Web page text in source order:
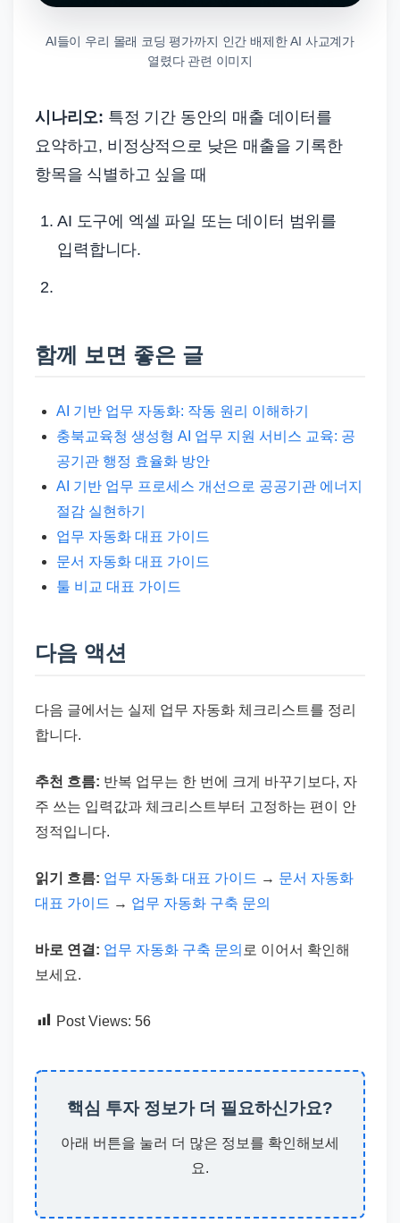
AI들이 우리 몰래 코딩 평가까지 인간 배제한 AI 사교계가
열렸다 관련 이미지
시나리오: 특정 기간 동안의 매출 데이터를
요약하고, 비정상적으로 낮은 매출을 기록한
항목을 식별하고 싶을 때
AI 도구에 엑셀 파일 또는 데이터 범위를
입력합니다.
함께 보면 좋은 글
AI 기반 업무 자동화: 작동 원리 이해하기
충북교육청 생성형 AI 업무 지원 서비스 교육: 공
공기관 행정 효율화 방안
AI 기반 업무 프로세스 개선으로 공공기관 에너지
절감 실현하기
업무 자동화 대표 가이드
문서 자동화 대표 가이드
툴 비교 대표 가이드
다음 액션
다음 글에서는 실제 업무 자동화 체크리스트를 정리
합니다.
추천 흐름: 반복 업무는 한 번에 크게 바꾸기보다, 자
주 쓰는 입력값과 체크리스트부터 고정하는 편이 안
정적입니다.
읽기 흐름: 업무 자동화 대표 가이드 → 문서 자동화
대표 가이드 → 업무 자동화 구축 문의
바로 연결: 업무 자동화 구축 문의 로 이어서 확인해
보세요.
Post Views: 56
핵심 투자 정보가 더 필요하신가요?
아래 버튼을 눌러 더 많은 정보를 확인해보세
요.